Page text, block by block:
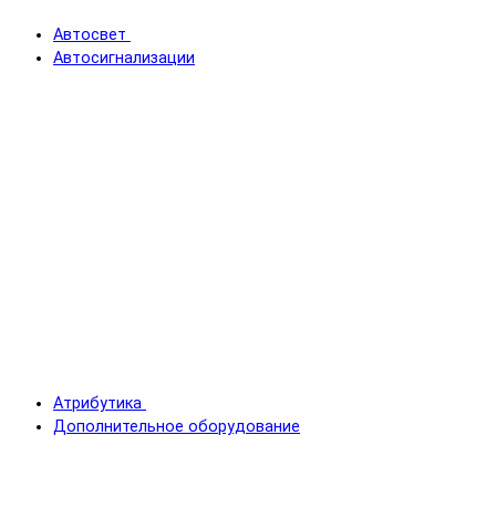
Автосвет
Автосигнализации
Атрибутика
Дополнительное оборудование